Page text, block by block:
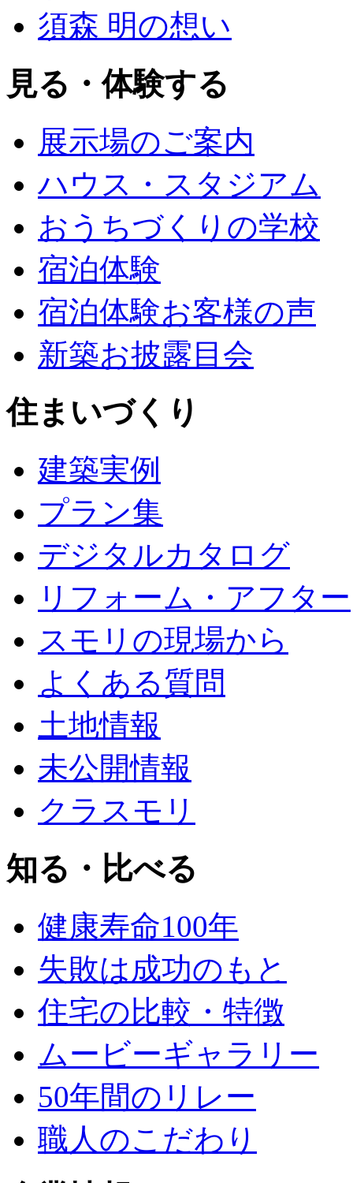
須森 明の想い
見る・体験する
展示場のご案内
ハウス・スタジアム
おうちづくりの学校
宿泊体験
宿泊体験お客様の声
新築お披露目会
住まいづくり
建築実例
プラン集
デジタルカタログ
リフォーム・アフター
スモリの現場から
よくある質問
土地情報
未公開情報
クラスモリ
知る・比べる
健康寿命100年
失敗は成功のもと
住宅の比較・特徴
ムービーギャラリー
50年間のリレー
職人のこだわり